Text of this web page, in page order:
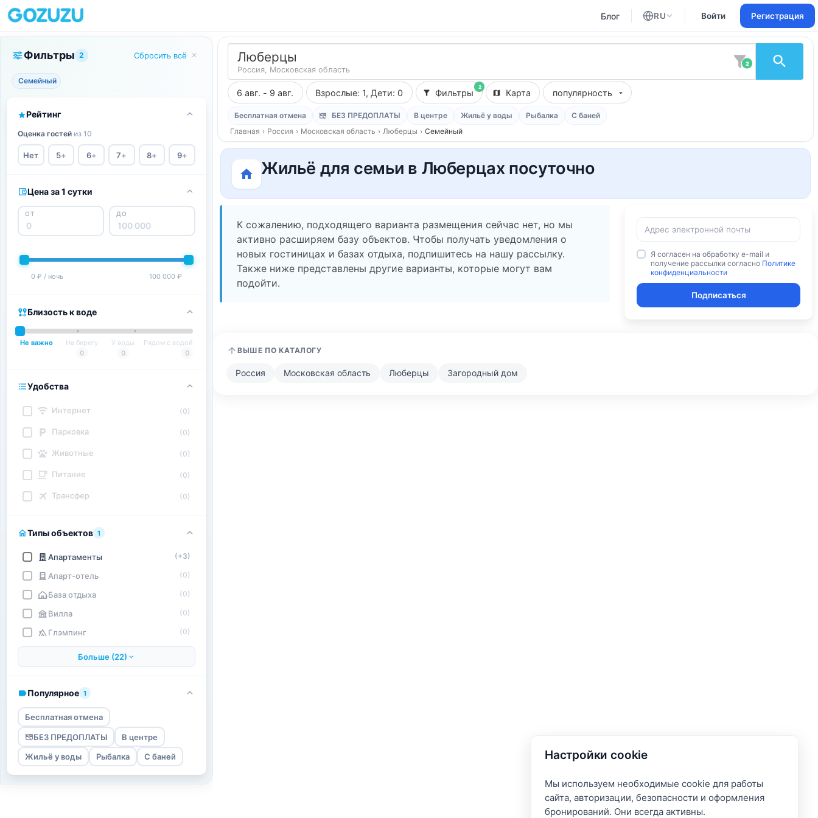
Блог RU
Английский
Войти Регистрация
Настройки cookie
Мы используем необходимые cookie для работы
сайта, авторизации, безопасности и оформления
бронирований. Они всегда активны.
Фильтры 2 Сбросить всё
Семейный
Рейтинг
Оценка гостей из 10
Нет 5+ 6+ 7+ 8+ 9+
Цена за 1 сутки
ОТ ДО
0 ₽ / ночь 100 000 ₽
Близость к воде
Не важно
На берегу
0
У воды
0
Рядом с водой
0
Удобства
Интернет (0)
Парковка (0)
Животные (0)
Питание (0)
Трансфер (0)
Типы объектов 1
Апартаменты (+3)
Апарт-отель (0)
База отдыха (0)
Вилла (0)
Глэмпинг (0)
Больше (22)
Популярное 1
Бесплатная отмена
БЕЗ ПРЕДОПЛАТЫ В центре
Жильё у воды Рыбалка С баней
Люберцы
Россия, Московская область
2
6 авг. - 9 авг. Взрослые: 1, Дети: 0
2
Фильтры Карта популярность
Бесплатная отмена БЕЗ ПРЕДОПЛАТЫ В центре Жильё у воды Рыбалка
С баней
Главная › Россия › Московская область › Люберцы › Семейный
Жильё для семьи в Люберцах посуточно
К сожалению, подходящего варианта размещения сейчас нет, но мы
активно расширяем базу объектов. Чтобы получать уведомления о
новых гостиницах и базах отдыха, подпишитесь на нашу рассылку.
Также ниже представлены другие варианты, которые могут вам
подойти.
Я согласен на обработку e-mail и
получение рассылки согласно Политике
конфиденциальности
Подписаться
ВЫШЕ ПО КАТАЛОГУ
Россия Московская область Люберцы Загородный дом